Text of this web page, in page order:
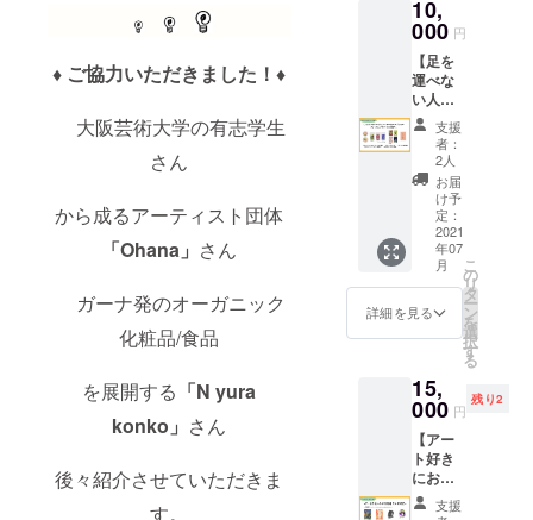
♦︎ ご協力いただきました！♦︎
大阪芸術大学の有志学生
さん
から成るアーティスト団体
「Ohana」 さん
ガーナ発のオーガニック
化粧品/食品
を展開する 「N yura
konko」 さん
後々紹介させていただきま
す。
デート
のやり
方など
はレク
チャー
させて
いただ
きま
す。 *レ
チャー
終了後
は、サ
イト作
成上の
操作や
サイト
構築関
話含む
本件に
関わる
ご相談
（むす
び展か
らのサ
くとも
７月末
までに
発送申
し上げ
ます。
インの
シアバ
ター
（15g）
1個をお
届けさ
せてい
ただき
ます。
・ハー
ティー
は、好
きな
アー
ティス
トの
一括で
お届け
させて
いただ
きま
す。 ・
お好き
10,
000 円
【足を
運べな
い人に
おすす
め】 コ
ラボ
パッ
ケージ
シアバ
ター＆
ハーブ
ティー
プレ
ミアム
プラン
・お好
ザイン
のパッ
ケージ
のシア
バター
（15g）
2個をお
支援
者：
2人
お届
け予
定：
2021
年07
月
詳細を見る
こ
の
リ
タ
ー
ン
を
選
択
す
る
15,
000 円
残り2
【アー
ト好き
におす
すめ】
御社の
支援